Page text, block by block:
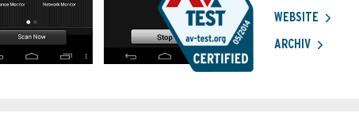
WEBSITE
ARCHIV